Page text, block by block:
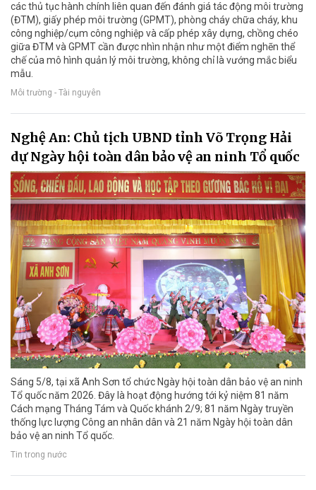
các thủ tục hành chính liên quan đến đánh giá tác động môi trường
(ĐTM), giấy phép môi trường (GPMT), phòng cháy chữa cháy, khu
công nghiệp/cụm công nghiệp và cấp phép xây dựng, chồng chéo
giữa ĐTM và GPMT cần được nhìn nhận như một điểm nghẽn thể
chế của mô hình quản lý môi trường, không chỉ là vướng mắc biểu
mẫu.
Môi trường - Tài nguyên
Nghệ An: Chủ tịch UBND tỉnh Võ Trọng Hải
dự Ngày hội toàn dân bảo vệ an ninh Tổ quốc
Sáng 5/8, tại xã Anh Sơn tổ chức Ngày hội toàn dân bảo vệ an ninh
Tổ quốc năm 2026. Đây là hoạt động hướng tới kỷ niệm 81 năm
Cách mạng Tháng Tám và Quốc khánh 2/9; 81 năm Ngày truyền
thống lực lượng Công an nhân dân và 21 năm Ngày hội toàn dân
bảo vệ an ninh Tổ quốc.
Tin trong nước